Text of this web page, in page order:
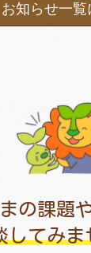
お知らせ一覧
の課題
してみま